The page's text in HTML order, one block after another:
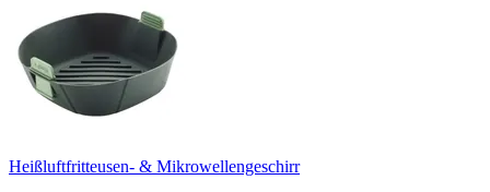
Heißluftfritteusen- & Mikrowellengeschirr